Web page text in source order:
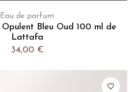
Eau de parfum
Bleu Oud 100 ml de
Lattafa
34,00 €